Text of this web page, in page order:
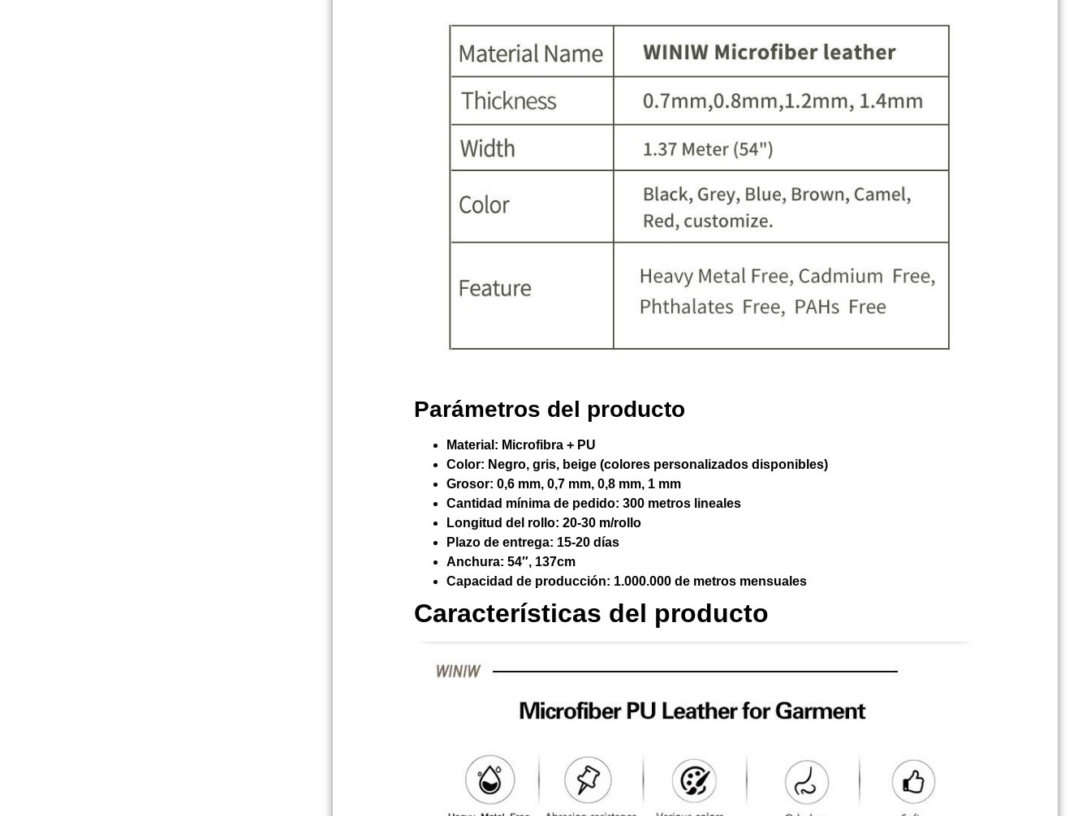
Parámetros del producto
Material: Microfibra + PU
Color: Negro, gris, beige (colores personalizados disponibles)
Grosor: 0,6 mm, 0,7 mm, 0,8 mm, 1 mm
Cantidad mínima de pedido: 300 metros lineales
Longitud del rollo: 20-30 m/rollo
Plazo de entrega: 15-20 días
Anchura: 54″, 137cm
Capacidad de producción: 1.000.000 de metros mensuales
Características del producto